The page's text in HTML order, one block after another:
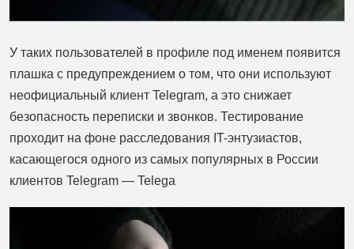
У таких пользователей в профиле под именем появится
плашка с предупреждением о том, что они используют
неофициальный клиент Telegram, а это снижает
безопасность переписки и звонков. Тестирование
проходит на фоне расследования IT-энтузиастов,
касающегося одного из самых популярных в России
клиентов Telegram — Telega